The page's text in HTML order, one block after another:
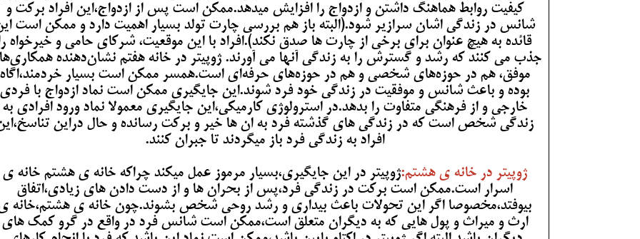
کیفیت روابط هماهنگ داشتن و ازدواج را افزایش میدهد.ممکن است پس از ازدواج،این افراد برکت و
شانس در زندگی اشان سرازیر شود.(البته باز هم بررسی چارت تولد بسیار اهمیت دارد و ممکن است
قائده به هیچ عنوان برای برخی از چارت ها صدق نکند).افراد با این موقعیت، شرکای حامی و خیرخواه
جذب می کنند که رشد و گسترش را به زندگی آنها می آورند. ژوپیتر در خانه هفتم نشان‌دهنده
موفق، هم در حوزه‌های شخصی و هم در حوزه‌های حرفه‌ای است.همسر ممکن است بسیار خردمند،اگاه
بوده و باعث شانس و موفقیت در زندگی خود فرد شوند.این جایگیری ممکن است نماد ازدواج با فردی
خارجی و از فرهنگی متفاوت را بدهد.در استرولوژی کارمیکی،این جایگیری معمولا نماد ورود افرادی به
زندگی شخص است که در زندگی های گذشته فرد به ان ها خیر و برکت رسانده و حال دراین
افراد به زندگی فرد باز میگردند تا جبران کنند.
ژوپیتر در خانه ی هشتم:ژوپیتر در این جایگیری،بسیار مرموز عمل میکند چراکه خانه ی هشتم خانه ی
اسرار است.ممکن است برکت در زندگی فرد،پس از بحران ها و از دست دادن های زیادی،اتفاق
بیوفتد،مخصوصا اگر این تحولات باعث بیداری و رشد روحی شخص بشوند.چون خانه ی هشتم،خانه
ارث و میراث و پول هایی که به دیگران متعلق است،ممکن است شانس فرد در واقع در گرو کمک های